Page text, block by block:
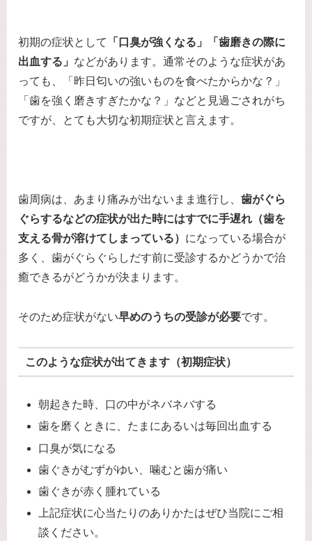
初期の症状として
「口臭が強くなる」「歯磨きの際に
出血する」 などがあります。通常そのような症状があ
っても、「昨日匂いの強いものを食べたからかな？」
「歯を強く磨きすぎたかな？」などと見過ごされがち
ですが、とても大切な初期症状と言えます。
歯周病は、あまり痛みが出ないまま進行し、 歯がぐら
ぐらするなどの症状が出た時にはすでに手遅れ（歯を
支える骨が溶けてしまっている） になっている場合が
多く、歯がぐらぐらしだす前に受診するかどうかで治
癒できるがどうかが決まります。
そのため症状がない早めのうちの受診が必要です。
このような症状が出てきます（初期症状）
朝起きた時、口の中がネバネバする
歯を磨くときに、たまにあるいは毎回出血する
口臭が気になる
歯ぐきがむずがゆい、噛むと歯が痛い
歯ぐきが赤く腫れている
上記症状に心当たりのありかたはぜひ当院にご相
談ください。